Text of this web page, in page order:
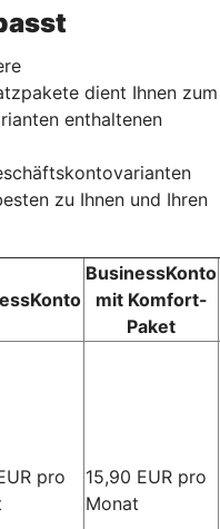
dient Ihnen zum
enthaltenen
zu Ihnen und Ihren
BusinessKonto
mit Komfort-
Paket
pro
15,90 EUR pro
Monat